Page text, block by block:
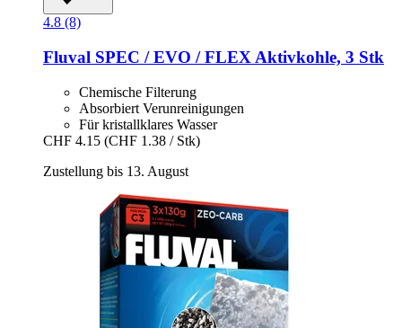
4.8 (8)
Fluval SPEC / EVO / FLEX Aktivkohle, 3 Stk
Chemische Filterung
Absorbiert Verunreinigungen
Für kristallklares Wasser
CHF 4.15 (CHF 1.38 / Stk)
Zustellung bis 13. August